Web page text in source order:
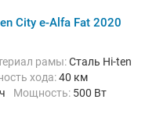
City e-Alfa Fat 2020
рамы:Сталь Hi-ten
хода:40 км
Мощность: 500 Вт